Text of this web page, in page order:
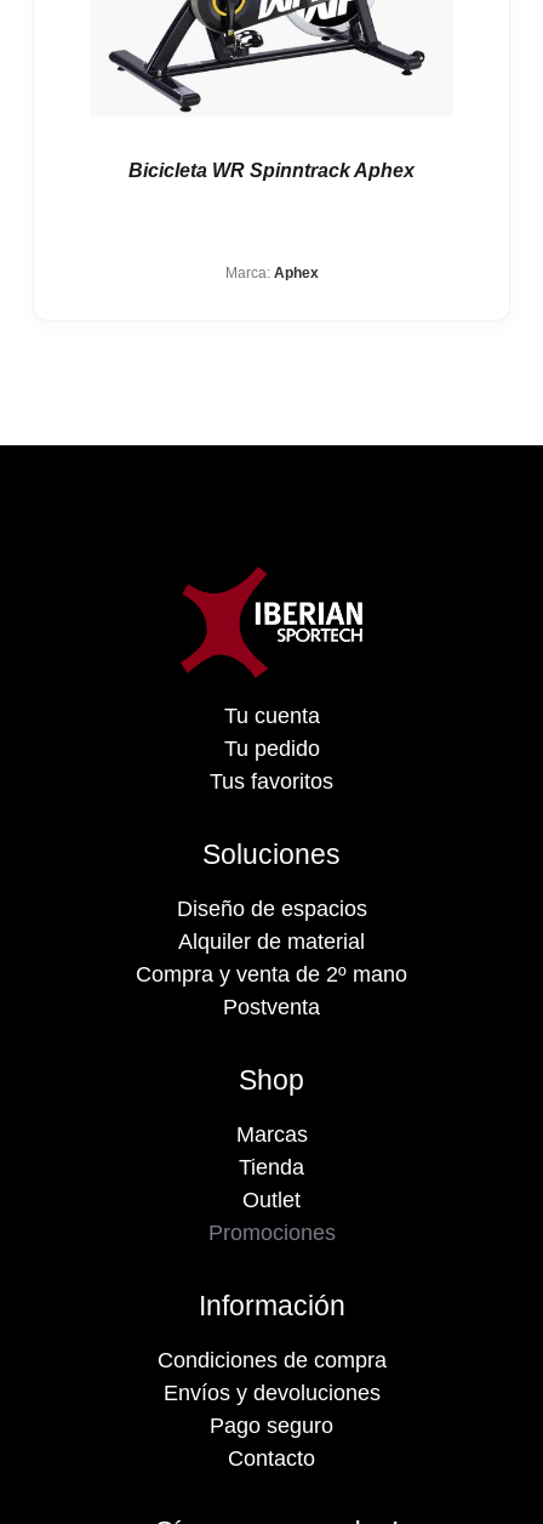
Bicicleta WR Spinntrack Aphex
Marca: Aphex
Tu cuenta
Tu pedido
Tus favoritos
Soluciones
Diseño de espacios
Alquiler de material
Compra y venta de 2º mano
Postventa
Shop
Marcas
Tienda
Outlet
Promociones
Información
Condiciones de compra
Envíos y devoluciones
Pago seguro
Contacto